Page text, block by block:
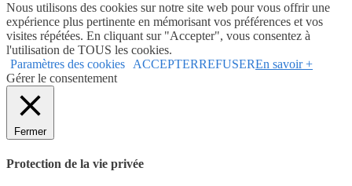
Nous utilisons des cookies sur notre site web pour vous offrir une
expérience plus pertinente en mémorisant vos préférences et vos
visites répétées. En cliquant sur "Accepter", vous consentez à
l'utilisation de TOUS les cookies.
Paramètres des cookies ACCEPTERREFUSEREn savoir +
Gérer le consentement
Fermer
Protection de la vie privée